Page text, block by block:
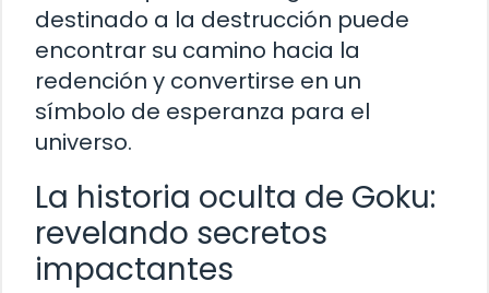
destinado a la destrucción puede
encontrar su camino hacia la
redención y convertirse en un
símbolo de esperanza para el
universo.
La historia oculta de Goku:
revelando secretos
impactantes